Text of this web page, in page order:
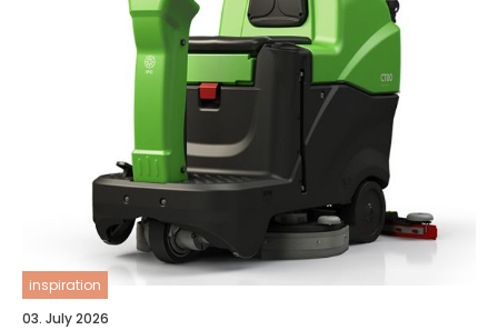
inspiration
03. July 2026